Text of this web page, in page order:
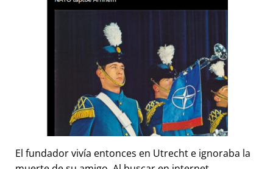
El fundador vivía entonces en Utrecht e ignoraba la